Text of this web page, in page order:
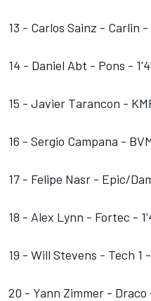
13 - Carlos Sainz - Carlin -
14 - Daniel Abt - Pons -
15 - Javier Tarancon -
16 - Sergio Campana -
17 - Felipe Nasr - Epic/
18 - Alex Lynn - Fortec -
19 - Will Stevens - Tech 1 -
20 - Yann Zimmer - Draco